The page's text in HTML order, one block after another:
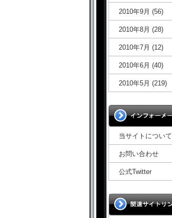
2010年9月 (56)
2010年8月 (28)
2010年7月 (12)
2010年6月 (40)
2010年5月 (219)
当サイトについて
お問い合わせ
公式Twitter